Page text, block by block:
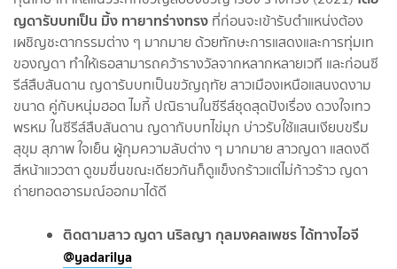
ญดารับบทเป็น มิ้ง ทายาทร่างทรง ที่ก่อนจะเข้ารับตำแหน่งต้อง
เผชิญชะตากรรมต่าง ๆ มากมาย ด้วยทักษะการแสดงและการทุ่มเท
ของญดา ทำให้เธอสามารถคว้ารางวัลจากหลากหลายเวที และก่อนซี
รีส์สืบสันดาน ญดารับบทเป็นขวัญฤทัย สาวเมืองเหนือแสนงดงาม
ขนาด คู่กับหนุ่มฮอต ไมกี้ ปณิธานในซีรีส์ชุดสุดปังเรื่อง ดวงใจเทว
พรหม ในซีรีส์สืบสันดาน ญดากับบทไข่มุก บ่าวรับใช้แสนเงียบขรึม
สุขุม สุภาพ ใจเย็น ผู้กุมความลับต่าง ๆ มากมาย สาวญดา แสดงดี
สีหน้าแววตา ดูขมขื่นขณะเดียวกันก็ดูแข็งกร้าวแต่ไม่ก้าวร้าว ญดา
ถ่ายทอดอารมณ์ออกมาได้ดี
ติดตามสาว ญดา นริลญา กุลมงคลเพชร ได้ทางไอจี
@yadarilya